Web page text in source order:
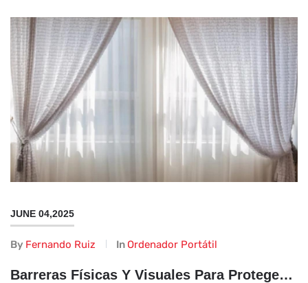
JUNE 04,2025
By Fernando Ruiz In Ordenador Portátil
Barreras Físicas Y Visuales Para Proteger Tu Privacidad de Las Cámaras Cercanas